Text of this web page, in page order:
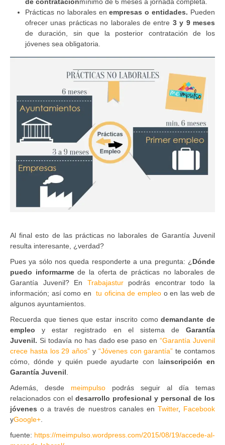
Prácticas no laborales enempresas o entidades. Pueden
ofrecer unas prácticas no laborales de entre 3 y 9 meses
de duración, sin que la posterior contratación de los
jóvenes sea obligatoria.
Al final esto de las prácticas no laborales de Garantía Juvenil
resulta interesante, ¿verdad?
Pues ya sólo nos queda responderte a una pregunta: ¿ Dónde
puedo informarmede la oferta de prácticas no laborales de
Garantía Juvenil? En Trabajasturpodrás encontrar todo la
información; así como entu oficina de empleoo en las web de
algunos ayuntamientos.
Recuerda que tienes que estar inscrito comodemandante de
empleo y estar registrado en el sistema de Garantía
Juvenil. Si todavía no has dado ese paso en“Garantía Juvenil
crece hasta los 29 años” y “Jóvenes con garantía” te contamos
cómo, dónde y quién puede ayudarte con lainscripción en
Garantía Juvenil
Además, desde meimpulso podrás seguir al día temas
relacionados con el desarrollo profesional y personal de los
jóvenes o a través de nuestros canales en Twitter, Facebook
yGoogle+
fuente: https://meimpulso.wordpress.com/2015/08/19/accede-al-